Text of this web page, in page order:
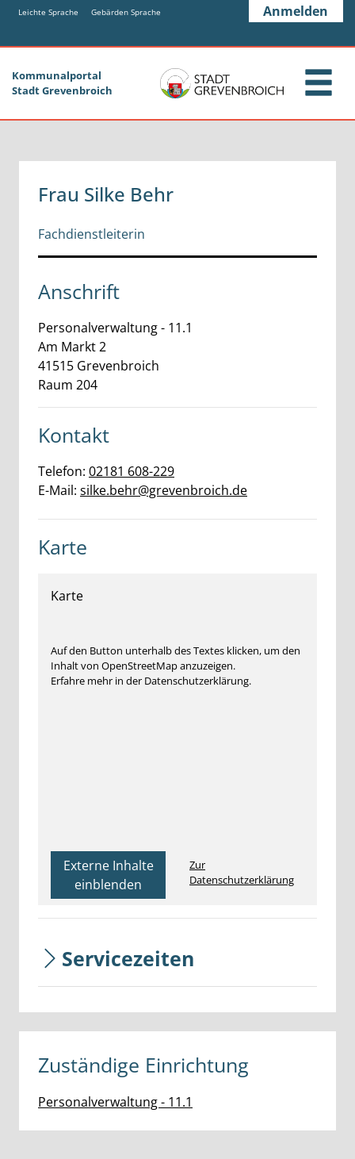
Zum Hauptinhalt springen
Zum Header
Zum Hauptinhalt
Zum Footer
Leichte Sprache Gebärden Sprache Anmelden
Kommunalportal
Stadt Grevenbroich
Frau Silke Behr
Fachdienstleiterin
Anschrift
Personalverwaltung - 11.1
Am Markt2
41515 Grevenbroich
Raum 204
Kontakt
Telefon: 02181 608-229
E-Mail: silke.behr@grevenbroich.de
Karte
Karte
Auf den Button unterhalb des Textes klicken, um den
Inhalt von OpenStreetMap anzuzeigen.
Erfahre mehr in der Datenschutzerklärung.
Externe Inhalte
einblenden
Zur
Datenschutzerklärung
Servicezeiten
Zuständige Einrichtung
Personalverwaltung - 11.1